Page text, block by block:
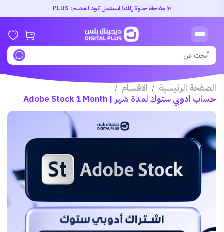
✨ مفاجأة حلوة إلك! استعمل كود الخصم: PLUS
الصفحة الرئيسية / الاقسام /
حساب ادوبي ستوك لمدة شهر | Adobe Stock 1 Month